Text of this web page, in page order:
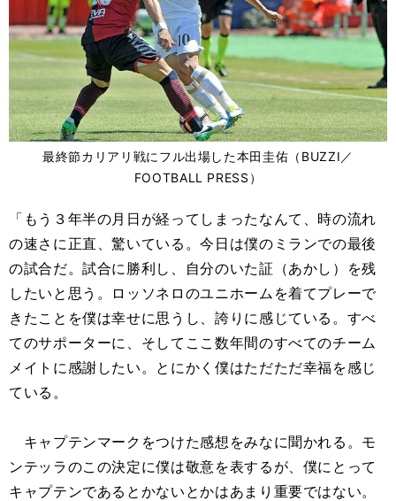
最終節カリアリ戦にフル出場した本田圭佑（BUZZI／
FOOTBALL PRESS）
「もう３年半の月日が経ってしまったなんて、時の流れ
の速さに正直、驚いている。今日は僕のミランでの最後
の試合だ。試合に勝利し、自分のいた証（あかし）を残
したいと思う。ロッソネロのユニホームを着てプレーで
きたことを僕は幸せに思うし、誇りに感じている。すべ
てのサポーターに、そしてここ数年間のすべてのチーム
メイトに感謝したい。とにかく僕はただただ幸福を感じ
ている。
キャプテンマークをつけた感想をみなに聞かれる。モ
ンテッラのこの決定に僕は敬意を表するが、僕にとって
キャプテンであるとかないとかはあまり重要ではない。